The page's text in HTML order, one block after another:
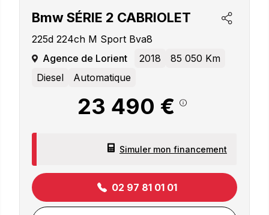
BmwSÉRIE 2 CABRIOLET
225d 224ch M Sport Bva8
Agence de Lorient
2018
85 050 Km
Diesel
Automatique
23 490 €
Simuler mon financement
02 97 81 01 01